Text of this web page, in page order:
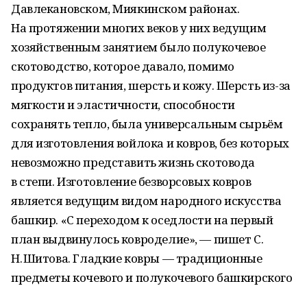
Давлекановском, Миякинском районах.
На протяжении многих веков у них ведущим
хозяйственным занятием было полукочевое
скотоводство, которое давало, помимо
продуктов питания, шерсть и кожу. Шерсть из-за
мягкости и эластичности, способности
сохранять тепло, была универсальным сырьём
для изготовления войлока и ковров, без которых
невозможно представить жизнь скотовода
в степи. Изготовление безворсовых ковров
является ведущим видом народного искусства
башкир. «С переходом к оседлости на первый
план выдвинулось ковроделие», — пишет С.
Н. Шитова. Гладкие ковры — традиционные
предметы кочевого и полукочевого башкирского